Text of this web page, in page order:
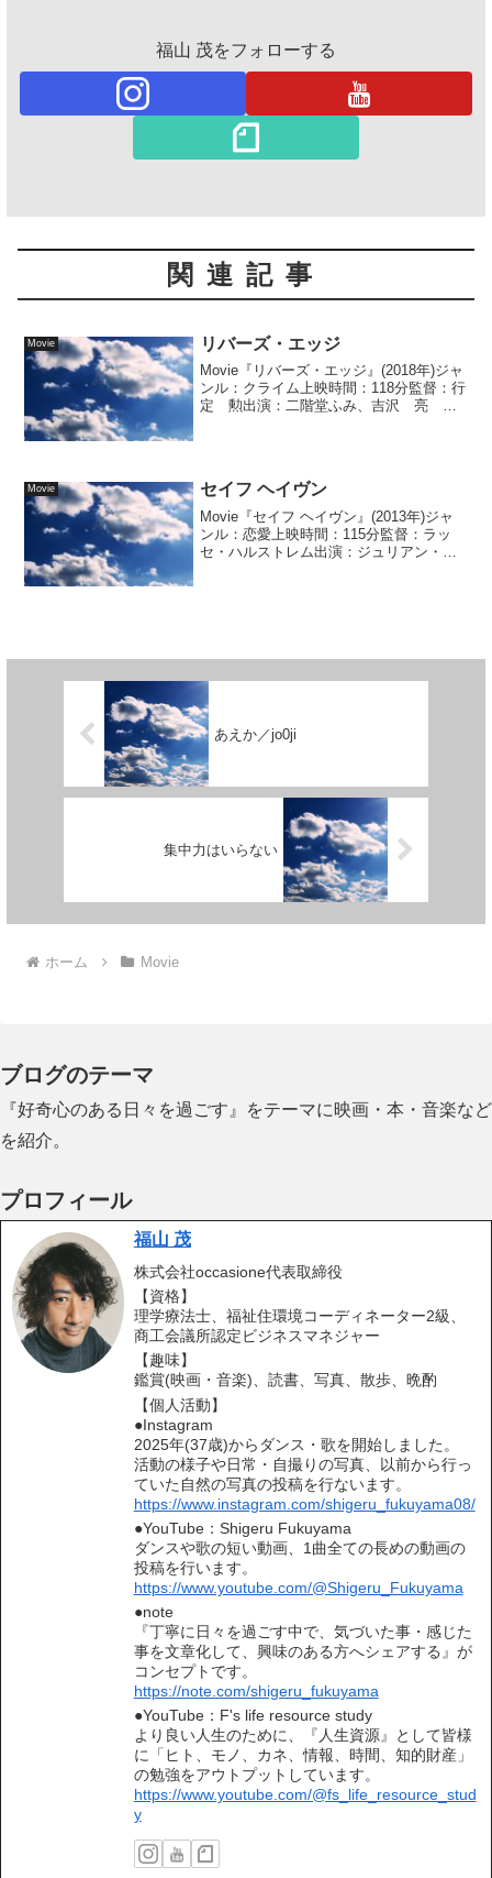
福山 茂をフォローする
関連記事
Movie リバーズ・エッジ
Movie『リバーズ・エッジ』(2018年)ジャ
ンル：クライム上映時間：118分監督：行
定 勲出演：二階堂ふみ、吉沢 亮 他
Movie セイフ ヘイヴン
Movie『セイフ ヘイヴン』(2013年)ジャ
ンル：恋愛上映時間：115分監督：ラッ
セ・ハルストレム出演：ジュリアン・ハ
あえか／jo0ji
集中力はいらない
ホーム Movie
ブログのテーマ
『好奇心のある日々を過ごす』をテーマに映画・本・音楽など
を紹介。
プロフィール
福山 茂
株式会社occasione代表取締役
【資格】
理学療法士、福祉住環境コーディネーター2級、
商工会議所認定ビジネスマネジャー
【趣味】
鑑賞(映画・音楽)、読書、写真、散歩、晩酌
【個人活動】
●Instagram
2025年(37歳)からダンス・歌を開始しました。
活動の様子や日常・自撮りの写真、以前から行っ
ていた自然の写真の投稿を行ないます。
https://www.instagram.com/shigeru_fukuyama08/
●YouTube：Shigeru Fukuyama
ダンスや歌の短い動画、1曲全ての長めの動画の
投稿を行います。
https://www.youtube.com/@Shigeru_Fukuyama
●note
『丁寧に日々を過ごす中で、気づいた事・感じた
事を文章化して、興味のある方へシェアする』が
コンセプトです。
https://note.com/shigeru_fukuyama
●YouTube：F's life resource study
より良い人生のために、『人生資源』として皆様
に「ヒト、モノ、カネ、情報、時間、知的財産」
の勉強をアウトプットしています。
https://www.youtube.com/@fs_life_resource_stud
y